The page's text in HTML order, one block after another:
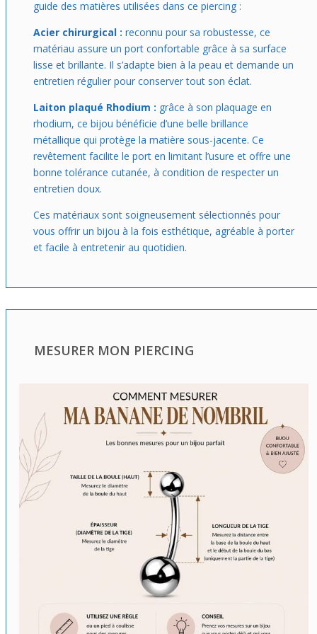
guide des matières utilisées dans ce piercing :
Acier chirurgical : reconnu pour sa robustesse, ce
matériau assure un port confortable grâce à sa surface
lisse et brillante. Il s’adapte bien à la peau et demande un
entretien régulier pour conserver tout son éclat.
Laiton plaqué Rhodium : grâce à son plaquage en
rhodium, ce bijou bénéficie d’une belle brillance
métallique qui protège la matière sous-jacente. Ce
revêtement facilite le port en limitant l’usure et offre une
bonne tolérance cutanée, à condition de respecter un
entretien doux.
Ces matériaux sont soigneusement sélectionnés pour
vous offrir un bijou à la fois esthétique, agréable à porter
et facile à entretenir au quotidien.
MESURER MON PIERCING